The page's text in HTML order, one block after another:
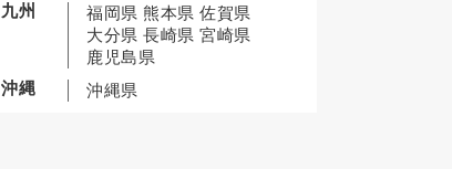
九州
福岡県 熊本県 佐賀県
大分県 長崎県 宮崎県
鹿児島県
沖縄
沖縄県